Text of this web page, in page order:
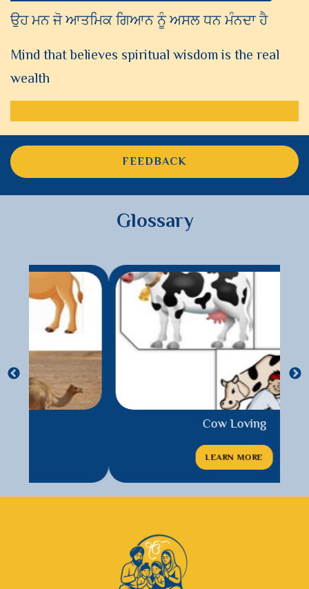
ਉਹ ਮਨ ਜੋ ਆਤਮਿਕ ਗਿਆਨ ਨੂੰ ਅਸਲ ਧਨ ਮੰਨਦਾ ਹੈ
Mind that believes spiritual wisdom is the real
wealth
FEEDBACK
Glossary